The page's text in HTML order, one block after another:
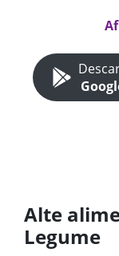
Alte
Legume